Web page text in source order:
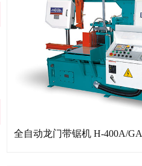
全自动龙门带锯机 H-400A/GA